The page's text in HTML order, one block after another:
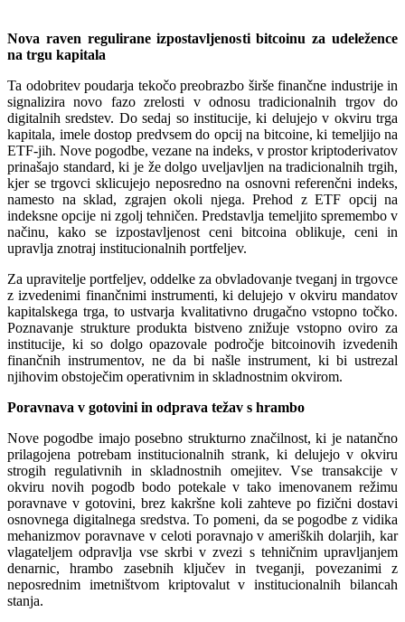
Nova raven regulirane izpostavljenosti bitcoinu za udeležence
na trgu kapitala
Ta odobritev poudarja tekočo preobrazbo širše finančne industrije in
signalizira novo fazo zrelosti v odnosu tradicionalnih trgov do
digitalnih sredstev. Do sedaj so institucije, ki delujejo v okviru trga
kapitala, imele dostop predvsem do opcij na bitcoine, ki temeljijo na
ETF-jih. Nove pogodbe, vezane na indeks, v prostor kriptoderivatov
prinašajo standard, ki je že dolgo uveljavljen na tradicionalnih trgih,
kjer se trgovci sklicujejo neposredno na osnovni referenčni indeks,
namesto na sklad, zgrajen okoli njega. Prehod z ETF opcij na
indeksne opcije ni zgolj tehničen. Predstavlja temeljito spremembo v
načinu, kako se izpostavljenost ceni bitcoina oblikuje, ceni in
upravlja znotraj institucionalnih portfeljev.
Za upravitelje portfeljev, oddelke za obvladovanje tveganj in trgovce
z izvedenimi finančnimi instrumenti, ki delujejo v okviru mandatov
kapitalskega trga, to ustvarja kvalitativno drugačno vstopno točko.
Poznavanje strukture produkta bistveno znižuje vstopno oviro za
institucije, ki so dolgo opazovale področje bitcoinovih izvedenih
finančnih instrumentov, ne da bi našle instrument, ki bi ustrezal
njihovim obstoječim operativnim in skladnostnim okvirom.
Poravnava v gotovini in odprava težav s hrambo
Nove pogodbe imajo posebno strukturno značilnost, ki je natančno
prilagojena potrebam institucionalnih strank, ki delujejo v okviru
strogih regulativnih in skladnostnih omejitev. Vse transakcije v
okviru novih pogodb bodo potekale v tako imenovanem režimu
poravnave v gotovini, brez kakršne koli zahteve po fizični dostavi
osnovnega digitalnega sredstva. To pomeni, da se pogodbe z vidika
mehanizmov poravnave v celoti poravnajo v ameriških dolarjih, kar
vlagateljem odpravlja vse skrbi v zvezi s tehničnim upravljanjem
denarnic, hrambo zasebnih ključev in tveganji, povezanimi z
neposrednim imetništvom kriptovalut v institucionalnih bilancah
stanja.